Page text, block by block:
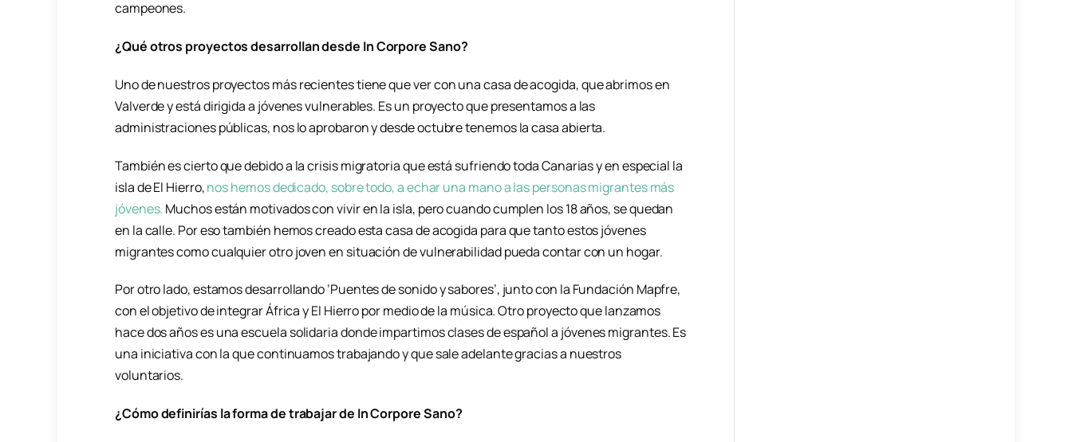
campeones.
¿Qué otros proyectos desarrollan desde In Corpore Sano?
Uno de nuestros proyectos más recientes tiene que ver con una casa de acogida, que abrimos en
Valverde y está dirigida a jóvenes vulnerables. Es un proyecto que presentamos a las
administraciones públicas, nos lo aprobaron y desde octubre tenemos la casa abierta.
También es cierto que debido a la crisis migratoria que está sufriendo toda Canarias y en especial la
isla de El Hierro,nos hemos dedicado, sobre todo, a echar una mano a las personas migrantes más
jóvenes. Muchos están motivados con vivir en la isla, pero cuando cumplen los 18 años, se quedan
en la calle. Por eso también hemos creado esta casa de acogida para que tanto estos jóvenes
migrantes como cualquier otro joven en situación de vulnerabilidad pueda contar con un hogar.
Por otro lado, estamos desarrollando ‘Puentes de sonido y sabores’, junto con la Fundación Mapfre,
con el objetivo de integrar África y El Hierro por medio de la música. Otro proyecto que lanzamos
hace dos años es una escuela solidaria donde impartimos clases de español a jóvenes migrantes. Es
una iniciativa con la que continuamos trabajando y que sale adelante gracias a nuestros
voluntarios.
¿Cómo definirías la forma de trabajar de In Corpore Sano?